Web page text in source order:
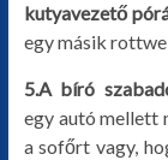
kutyavezető
egy másik
5.A bíró
egy autó mellett
a sofőrt vagy,